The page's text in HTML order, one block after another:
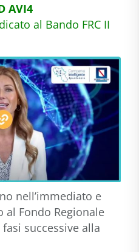
AVI4
al Bando FRC II
nell’immediato e
al Fondo Regionale
successive alla